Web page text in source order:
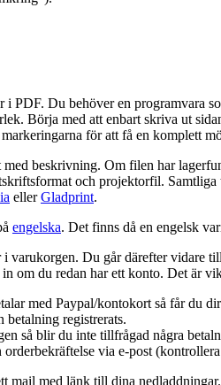
PDF. Du behöver en programvara
Börja med att enbart skriva ut
för att få en komplett
beskrivning. Om filen har
och projektorfil.
ellerGladprint.
engelska. Det finns då en engelsk
varukorgen. Du går därefter vidare
om du redan har ett konto. Det är
med Paypal/kontokort så får du
registrerats.
så blir du inte tillfrågad några
via e-post
mail med länk till dina nedladdningar.